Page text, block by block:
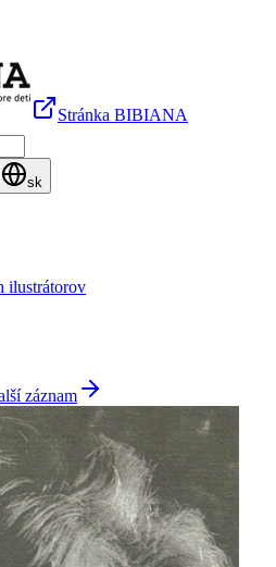
Stránka BIBIANA
sk
ilustrátorov
záznam